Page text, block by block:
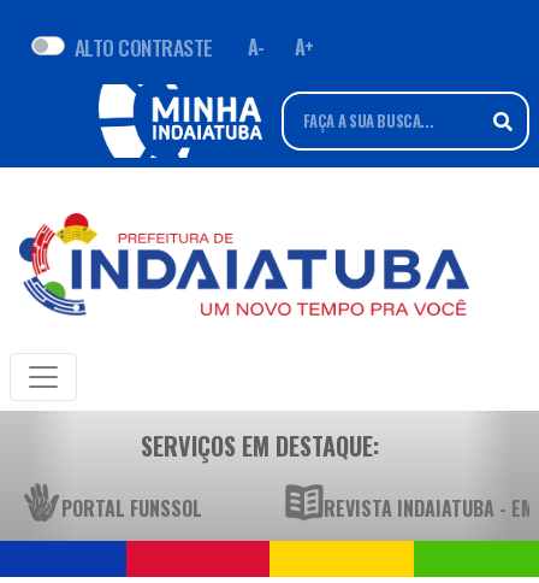
ALTO CONTRASTE A- A+
SERVIÇOS EM DESTAQUE:
PORTAL FUNSSOL REVISTA INDAIATUBA -